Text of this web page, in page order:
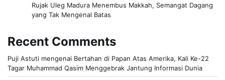
Rujak Uleg Madura Menembus Makkah, Semangat Dagang
yang Tak Mengenal Batas
Recent Comments
Puji Astuti mengenai Bertahan di Papan Atas Amerika, Kali Ke-22
Tagar Muhammad Qasim Menggebrak Jantung Informasi Dunia